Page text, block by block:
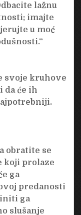
lažnu
imajte
u moć
svoje kruhove
da će ih
obratite se
koji prolaze
ga
predanosti
ga
slušanje